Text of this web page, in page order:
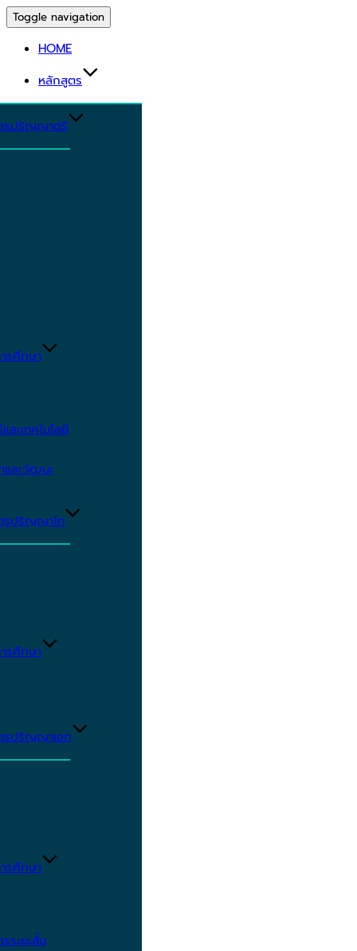
Toggle navigation
HOME
หลักสูตร
รปริญญาตรี
รศึกษา
ะเทคโนโลยี
และวัฒนะ
รปริญญาโท
รศึกษา
รปริญญาเอก
รศึกษา
ระยะสั้น